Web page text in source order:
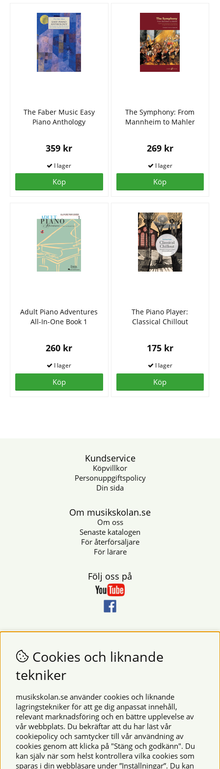
The Faber Music Easy
Piano Anthology
359 kr
Köp
The Symphony: From
Mannheim to Mahler
269 kr
Köp
Adult Piano Adventures
All-In-One Book 1
260 kr
Köp
The Piano Player:
Classical Chillout
175 kr
Köp
Kundservice
Köpvillkor
Personuppgiftspolicy
Din sida
Om musikskolan.se
Om oss
Senaste katalogen
För återförsäljare
För lärare
Följ oss på
Nyhetsbrev
Vill du få nyheter och erbjudanden från oss? Fyll då i din e-
postadress i fältet nedan.
Säkra betalningar
© 2026 Musikskolan. Vi använder cookies -läs mer här
Cookies och liknande
tekniker
musikskolan.se använder cookies och liknande
lagringstekniker för att ge dig anpassat innehåll,
relevant marknadsföring och en bättre upplevelse av
vår webbplats. Du bekräftar att du har läst vår
cookiepolicy och samtycker till vår användning av
cookies genom att klicka på "Stäng och godkänn". Du
kan själv när som helst kontrollera vilka cookies som
sparas i din webbläsare under ”Inställningar”. Du kan